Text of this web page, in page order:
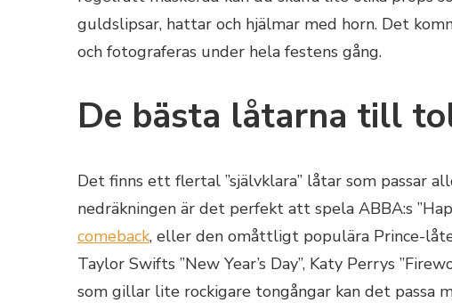
guldslipsar, hattar och hjälmar med horn. Det
och fotograferas under hela festens gång.
De bästa låtarna till
Det finns ett flertal ”självklara” låtar som passar
nedräkningen är det perfekt att spela ABBA:s
comeback, eller den omåttligt populära Prince-
Taylor Swifts ”New Year’s Day”, Katy Perrys
som gillar lite rockigare tongångar kan det passa